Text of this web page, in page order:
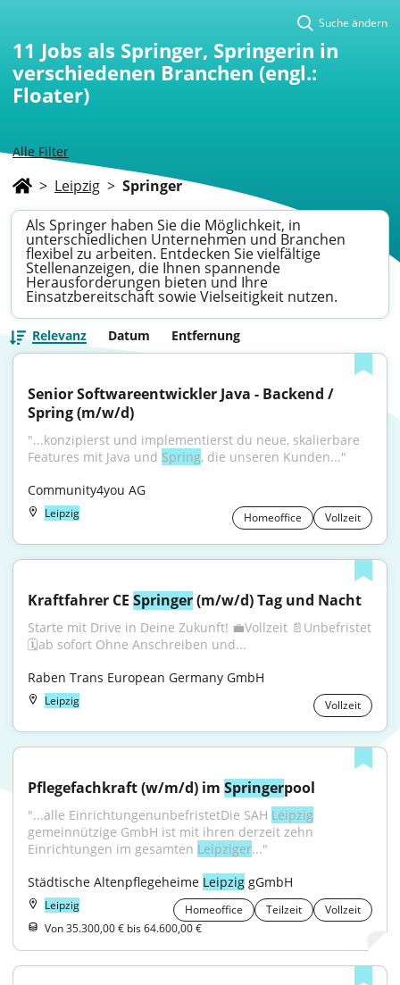
Alle Filter
Suche ändern
11 Jobs als Springer, Springerin in
verschiedenen Branchen (engl.:
Floater)
> Leipzig > Springer
Als Springer haben Sie die Möglichkeit, in
unterschiedlichen Unternehmen und Branchen
flexibel zu arbeiten. Entdecken Sie vielfältige
Stellenanzeigen, die Ihnen spannende
Herausforderungen bieten und Ihre
Einsatzbereitschaft sowie Vielseitigkeit nutzen.
Relevanz Datum Entfernung
Senior Softwareentwickler Java - Backend /
Spring (m/w/d)
"...konzipierst und implementierst du neue, skalierbare
Features mit Java und Spring, die unseren Kunden..."
Community4you AG
Leipzig Homeoffice Vollzeit
Kraftfahrer CE Springer (m/w/d) Tag und Nacht
Starte mit Drive in Deine Zukunft! 💼Vollzeit 📄Unbefristet
🗓️ab sofort Ohne Anschreiben und...
Raben Trans European Germany GmbH
Leipzig Vollzeit
Pflegefachkraft (w/m/d) im Springerpool
"...alle EinrichtungenunbefristetDie SAH Leipzig
gemeinnützige GmbH ist mit ihren derzeit zehn
Einrichtungen im gesamten Leipziger..."
Städtische Altenpflegeheime Leipzig gGmbH
Leipzig Homeoffice Teilzeit
Vollzeit
Von 35.300,00 € bis 64.600,00 €